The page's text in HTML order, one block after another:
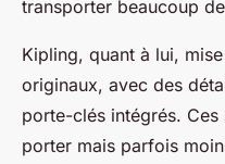
transporter beaucoup
Kipling, quant à lui,
originaux, avec des
porte-clés intégrés.
porter mais parfois